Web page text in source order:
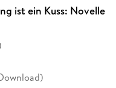
ist ein Kuss: Novelle